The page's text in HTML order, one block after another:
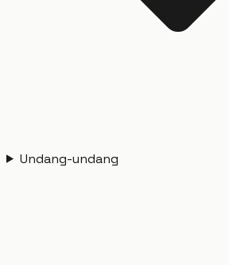
Undang-undang